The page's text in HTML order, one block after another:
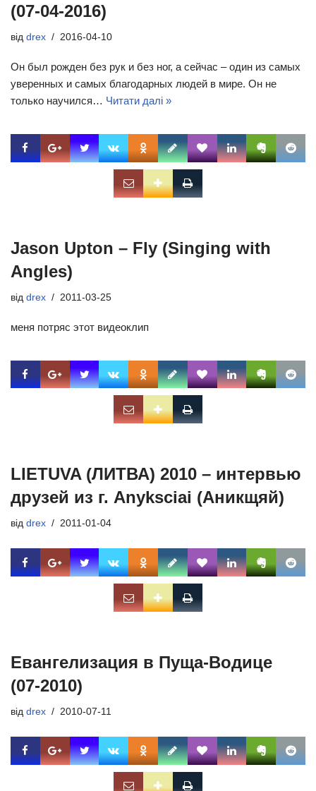
(07-04-2016)
від drex 2016-04-10
Он был рожден без рук и без ног, а сейчас – один из самых
уверенных и самых благодарных людей в мире. Он не
только научился… Читати далі »
Jason Upton – Fly (Singing with
Angles)
від drex 2011-03-25
меня потряс этот видеоклип
LIETUVA (ЛИТВА) 2010 – интервью
друзей из г. Anyksciai (Аникщяй)
від drex 2011-01-04
Евангелизация в Пуща-Водице
(07-2010)
від drex 2010-07-11